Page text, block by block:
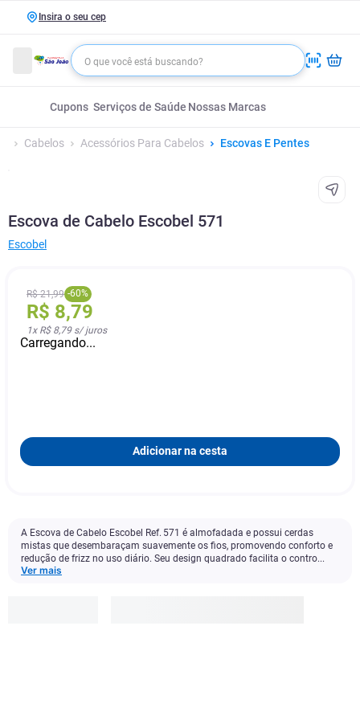
Insira o seu cep
Cupons Serviços de Saúde Nossas Marcas
Cabelos Acessórios Para Cabelos Escovas E Pentes
Escova de Cabelo Escobel 571
Escobel
R$ 21,99 -60%
R$ 8,79
1x R$ 8,79s/ juros
Carregando...
Adicionar na cesta
A Escova de Cabelo Escobel Ref. 571 é almofadada e possui cerdas
mistas que desembaraçam suavemente os fios, promovendo conforto e
redução de frizz no uso diário. Seu design quadrado facilita o contro...
Ver mais